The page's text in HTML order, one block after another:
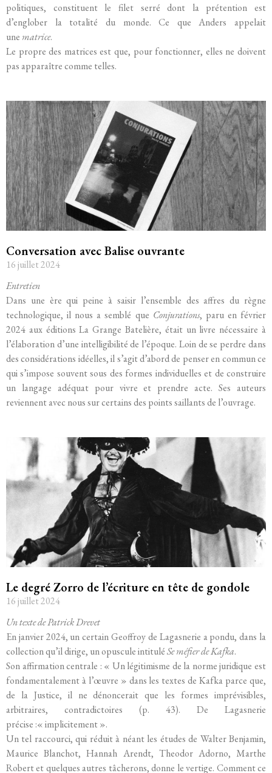
politiques, constituent le filet serré dont la prétention est
d’englober la totalité du monde. Ce que Anders appelait
une matrice.
Le propre des matrices est que, pour fonctionner, elles ne doivent
pas apparaître comme telles.
Conversation avec Balise ouvrante
16 juillet 2024
Entretien
Dans une ère qui peine à saisir l’ensemble des affres du règne
technologique, il nous a semblé que Conjurations, paru en février
2024 aux éditions La Grange Batelière, était un livre nécessaire à
l’élaboration d’une intelligibilité de l’époque. Loin de se perdre dans
des considérations idéelles, il s’agit d’abord de penser en commun ce
qui s’impose souvent sous des formes individuelles et de construire
un langage adéquat pour vivre et prendre acte. Ses auteurs
reviennent avec nous sur certains des points saillants de l’ouvrage.
Le degré Zorro de l’écriture en tête de gondole
16 juillet 2024
Un texte de Patrick Drevet
En janvier 2024, un certain Geoffroy de Lagasnerie a pondu, dans la
collection qu’il dirige, un opuscule intituléSe méfier de Kafka.
Son affirmation centrale : « Un légitimisme de la norme juridique est
fondamentalement à l’œuvre » dans les textes de Kafka parce que,
de la Justice, il ne dénoncerait que les formes imprévisibles,
arbitraires, contradictoires (p. 43). De Lagasnerie
précise :« implicitement ».
Un tel raccourci, qui réduit à néant les études de Walter Benjamin,
Maurice Blanchot, Hannah Arendt, Theodor Adorno, Marthe
Robert et quelques autres tâcherons, donne le vertige. Comment ce